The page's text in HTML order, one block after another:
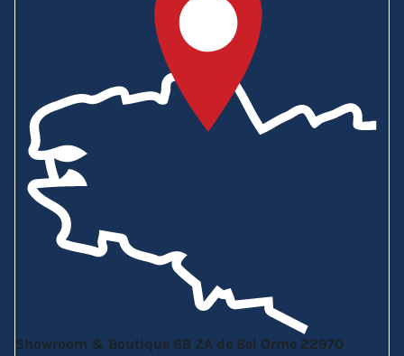
Showroom & Boutique 6B ZA de Bel Orme 22970